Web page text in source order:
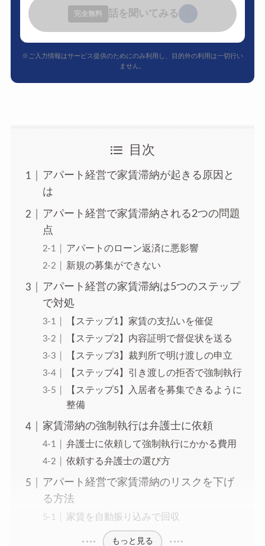
完全無料 話を聞いてみる
※ご入力情報はサービス提供のためにのみ利用し、目的外の利用は一切行い
ません。
目次
アパート経営で家賃滞納が起きる原因と
は
アパート経営で家賃滞納される2つの問題
点
アパートのローン返済に悪影響
新規の募集ができない
アパート経営の家賃滞納は5つのステップ
で対処
【ステップ1】家賃の支払いを催促
【ステップ2】内容証明で督促状を送る
【ステップ3】裁判所で明け渡しの申立
【ステップ4】引き渡しの拒否で強制執行
【ステップ5】入居者を募集できるように
整備
家賃滞納の強制執行は弁護士に依頼
弁護士に依頼して強制執行にかかる費用
依頼する弁護士の選び方
アパート経営で家賃滞納のリスクを下げ
る方法
家賃を自動振り込みで回収
もっと見る